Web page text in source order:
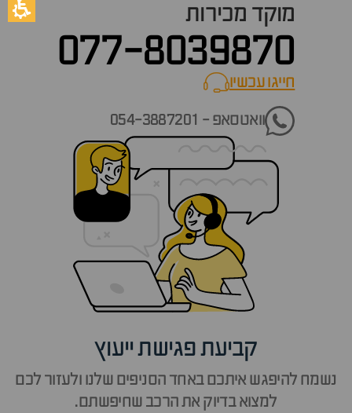
מוקד מכירות
077-8039870
חייגו עכשיוcall now
וואטסאפ - 054-3887201
קביעת פגישת ייעוץ
נשמח להיפגש איתכם באחד הסניפים שלנו ולעזור לכם
למצוא בדיוק את הרכב שחיפשתם.